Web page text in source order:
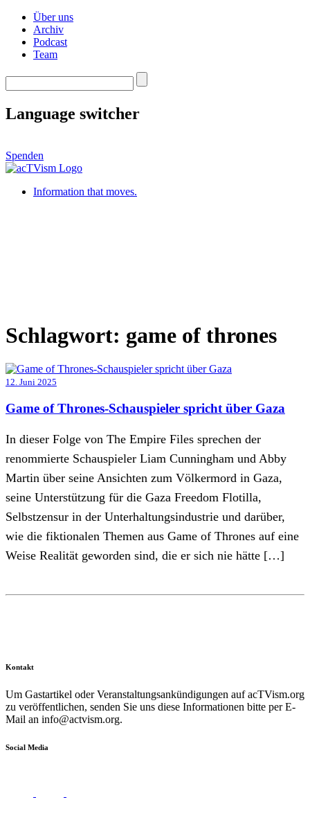
Über uns
Archiv
Podcast
Team
Language switcher
Spenden
Information that moves.
Schlagwort: game of thrones
12. Juni 2025
Game of Thrones-Schauspieler spricht über Gaza
In dieser Folge von The Empire Files sprechen der
renommierte Schauspieler Liam Cunningham und Abby
Martin über seine Ansichten zum Völkermord in Gaza,
seine Unterstützung für die Gaza Freedom Flotilla,
Selbstzensur in der Unterhaltungsindustrie und darüber,
wie die fiktionalen Themen aus Game of Thrones auf eine
Weise Realität geworden sind, die er sich nie hätte […]
Kontakt
Um Gastartikel oder Veranstaltungsankündigungen auf acTVism.org
zu veröffentlichen, senden Sie uns diese Informationen bitte per E-
Mail an info@actvism.org.
Social Media